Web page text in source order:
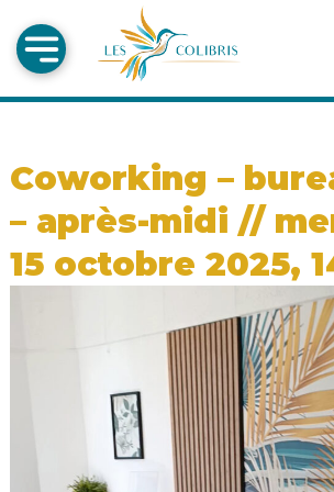
Coworking –
– après-midi //
15 octobre 2025,